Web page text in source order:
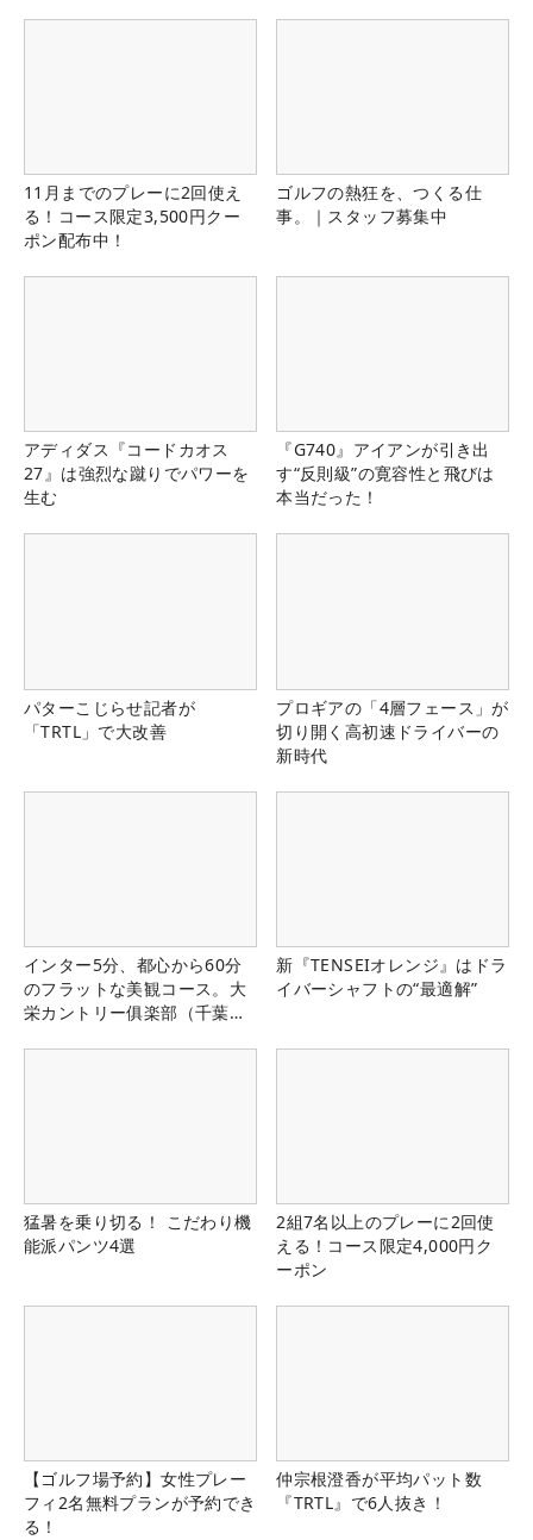
11月までのプレーに2回使え
る！コース限定3,500円クー
ポン配布中！
ゴルフの熱狂を、つくる仕
事。｜スタッフ募集中
アディダス『コードカオス
27』は強烈な蹴りでパワーを
生む
『G740』アイアンが引き出
す“反則級”の寛容性と飛びは
本当だった！
パターこじらせ記者が
「TRTL」で大改善
プロギアの「4層フェース」が
切り開く高初速ドライバーの
新時代
インター5分、都心から60分
のフラットな美観コース。大
栄カントリー俱楽部（千葉
新『TENSEIオレンジ』はドラ
イバーシャフトの“最適解”
猛暑を乗り切る！ こだわり機
能派パンツ4選
2組7名以上のプレーに2回使
える！コース限定4,000円ク
ーポン
【ゴルフ場予約】女性プレー
フィ2名無料プランが予約でき
る！
仲宗根澄香が平均パット数
『TRTL』で6人抜き！